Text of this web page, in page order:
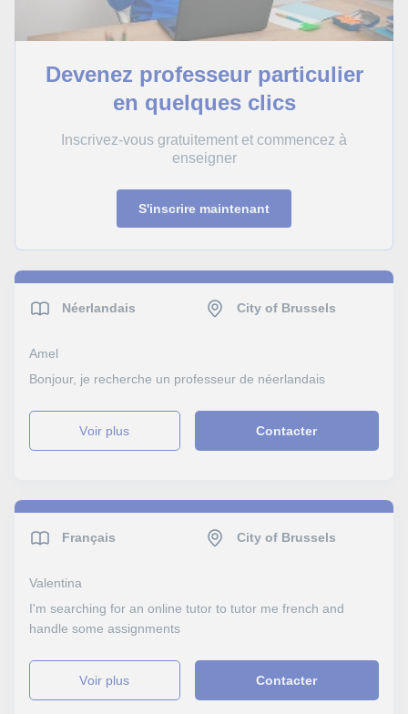
Devenez professeur particulier
en quelques clics
Inscrivez-vous gratuitement et commencez à
enseigner
S'inscrire maintenant
Néerlandais City of Brussels
Amel
Bonjour, je recherche un professeur de néerlandais
voir plus Contacter
Français City of Brussels
Valentina
I'm searching for an online tutor to tutor me french and
handle some assignments
voir plus Contacter